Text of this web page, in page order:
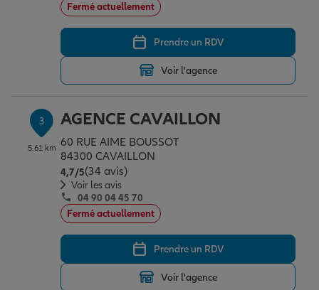
Préparer l’avenir
Le Pack Famille
Garantie des accidents de la vie
Assurance scolaire
Protection juridique
Tous nos devis d'assurance
Fermé actuellement
Prendre un RDV
Voir l'agence
3
5.61 km
AGENCE CAVAILLON
60 RUE AIME BOUSSOT
84300 CAVAILLON
4,7/5Note de 4.7 sur 5
(34 avis)
Voir les avis
04 90 04 45 70
Fermé actuellement
Prendre un RDV
Voir l'agence